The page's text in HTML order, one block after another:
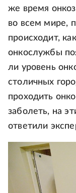
же время
во всем мире,
происходит,
онкослужбы
ли уровень
столичных
проходить
заболеть, на
ответили